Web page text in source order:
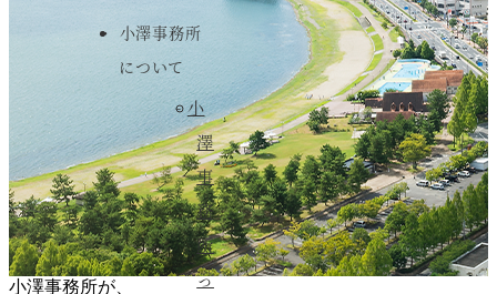
小澤事務所が、
小澤事務所
について
小
澤
事
務
所
っ